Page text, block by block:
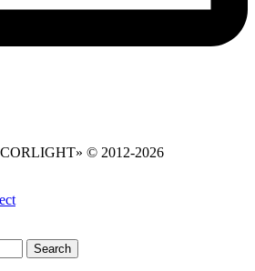
© 2012-2026
Search